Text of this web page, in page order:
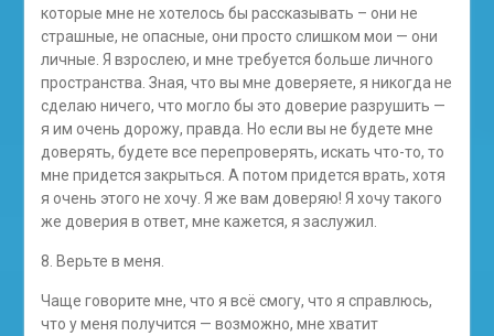
которые мне не хотелось бы рассказывать – они не
страшные, не опасные, они просто слишком мои — они
личные. Я взрослею, и мне требуется больше личного
пространства. Зная, что вы мне доверяете, я никогда не
сделаю ничего, что могло бы это доверие разрушить —
я им очень дорожу, правда. Но если вы не будете мне
доверять, будете все перепроверять, искать что-то, то
мне придется закрыться. А потом придется врать, хотя
я очень этого не хочу. Я же вам доверяю! Я хочу такого
же доверия в ответ, мне кажется, я заслужил.
8. Верьте в меня.
Чаще говорите мне, что я всё смогу, что я справлюсь,
что у меня получится — возможно, мне хватит